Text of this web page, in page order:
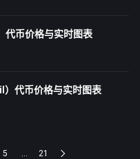
代币价格与实时图表
代币价格与实时图表
5 ... 21